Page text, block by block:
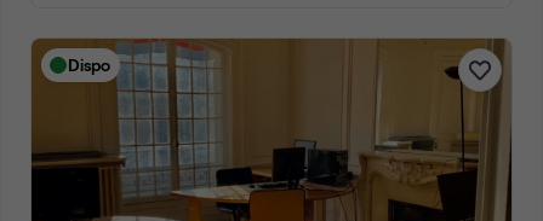
Dispo